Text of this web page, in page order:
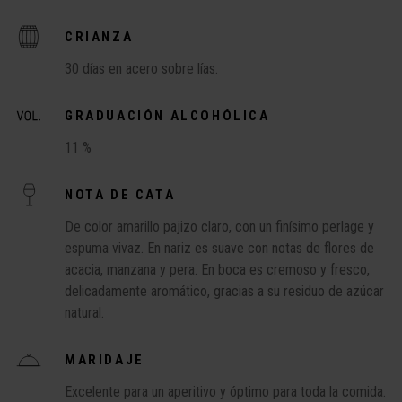
CRIANZA
30 días en acero sobre lías.
GRADUACIÓN ALCOHÓLICA
11 %
NOTA DE CATA
De color amarillo pajizo claro, con un finísimo perlage y
espuma vivaz. En nariz es suave con notas de flores de
acacia, manzana y pera. En boca es cremoso y fresco,
delicadamente aromático, gracias a su residuo de azúcar
natural.
MARIDAJE
Excelente para un aperitivo y óptimo para toda la comida.